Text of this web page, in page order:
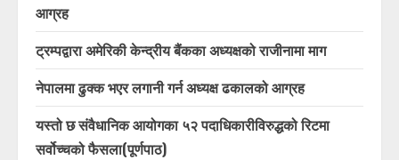
आग्रह
ट्रम्पद्वारा अमेरिकी केन्द्रीय बैंकका अध्यक्षको राजीनामा माग
नेपालमा ढुक्क भएर लगानी गर्न अध्यक्ष ढकालको आग्रह
यस्तो छ संवैधानिक आयोगका ५२ पदाधिकारीविरुद्धको रिटमा
सर्वोच्चको फैसला(पूर्णपाठ)